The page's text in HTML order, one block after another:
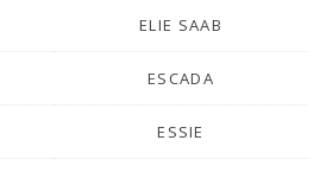
ELIE SAAB
ESCADA
ESSIE